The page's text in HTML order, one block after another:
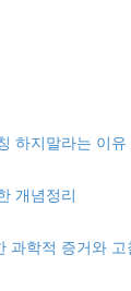
하지말라는 이유
개념정리
과학적 증거와 고